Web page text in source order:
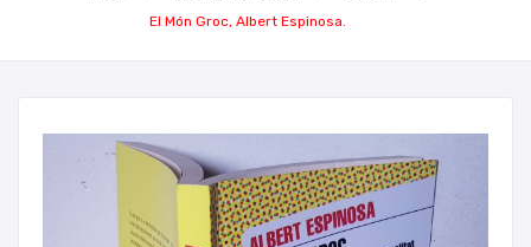
El Món Groc, Albert Espinosa.